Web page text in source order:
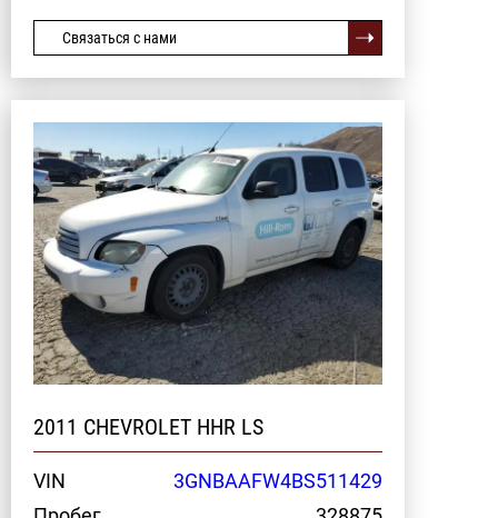
Связаться с нами
2011 CHEVROLET HHR LS
VIN
3GNBAAFW4BS511429